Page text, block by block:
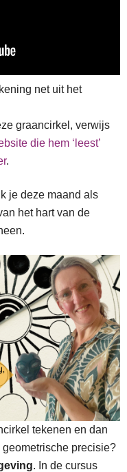
net uit het
graancirkel, verwijs
die hem ‘leest’
.
je deze maand als
het hart van de
tekenen en dan
precisie?
. In de cursus